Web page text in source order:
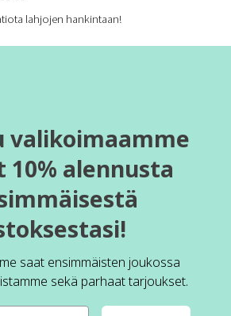
lahjojen hankintaan!
valikoimaamme
10% alennusta
saat ensimmäisten joukossa
sekä parhaat tarjoukset.